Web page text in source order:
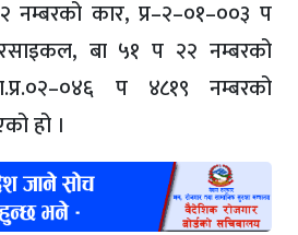
कार, प्र–२–०१–००३ प
बा ५१ प २२ नम्बरको
प ४८१९ नम्बरको
हो ।